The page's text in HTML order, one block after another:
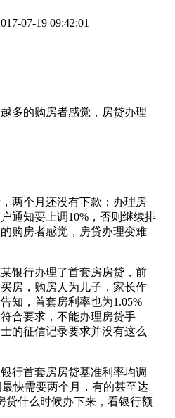
07-19 09:42:01
多的购房者感觉，房贷办理
个月还没有下款；办理房
通知要上调10%，否则继续排
购房者感觉，房贷办理变难
行办理了首套房房贷，前
房，购房人为儿子，家长作
知，首套房利率也为1.05%
合要求，不能办理房贷手
的征信记录要求并没有这么
首套房房贷基准利率均调
快需要两个月，有的甚至达
贷什么时候办下来，看银行额